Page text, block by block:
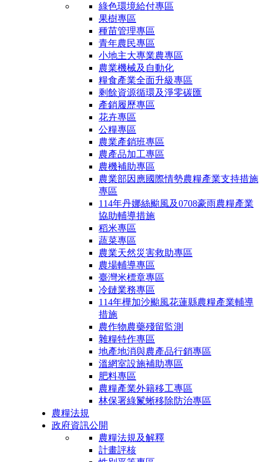
綠色環境給付專區
果樹專區
種苗管理專區
青年農民專區
小地主大專業農專區
農業機械及自動化
糧食產業全面升級專區
剩餘資源循環及淨零碳匯
產銷履歷專區
花卉專區
公糧專區
農業產銷班專區
農產品加工專區
農機補助專區
農業部因應國際情勢農糧產業支持措施
專區
114年丹娜絲颱風及0708豪雨農糧產業
協助輔導措施
稻米專區
蔬菜專區
農業天然災害救助專區
農場輔導專區
臺灣米標章專區
冷鏈業務專區
114年樺加沙颱風花蓮縣農糧產業輔導
措施
農作物農藥殘留監測
雜糧特作專區
地產地消與農產品行銷專區
溫網室設施補助專區
肥料專區
農糧產業外籍移工專區
林保署綠鬣蜥移除防治專區
農糧法規
政府資訊公開
農糧法規及解釋
計畫評核